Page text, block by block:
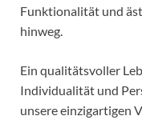
Funktionalität und
hinweg.
Ein qualitätsvoller
Individualität und
unsere einzigartigen